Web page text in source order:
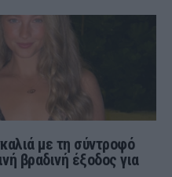
με τη σύντροφό
βραδινή έξοδος για